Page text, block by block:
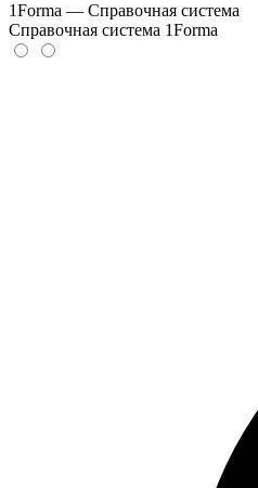
1Forma — Справочная система
Справочная система 1Forma